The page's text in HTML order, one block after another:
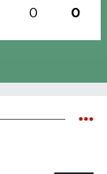
0 0